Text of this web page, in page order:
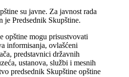
su javne. Za javnost rada
je Predsednik Skupštine.
opštine mogu prisustvovati
informisanja, ovlašćeni
predstavnici državnih
ustanova, službi i mesnih
predsednik Skupštine opštine